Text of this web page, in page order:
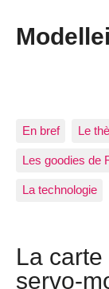
En bref Le
Les goodies de
La technologie
La
servo-